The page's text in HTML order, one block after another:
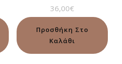
36,00€
Προσθήκη Στο
Καλάθι